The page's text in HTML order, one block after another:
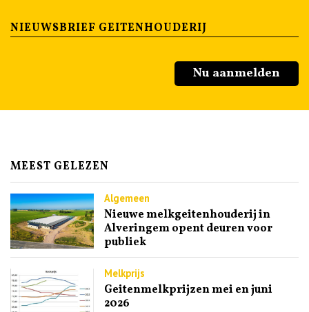
NIEUWSBRIEF GEITENHOUDERIJ
Nu aanmelden
MEEST GELEZEN
Algemeen
Nieuwe melkgeitenhouderij in
Alveringem opent deuren voor
publiek
Melkprijs
Geitenmelkprijzen mei en juni
2026